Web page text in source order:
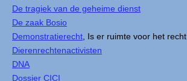
De tragiek van de geheime dienst
De zaak Bosio
Demonstratierecht , Is er ruimte voor het recht
Dierenrechtenactivisten
DNA
Dossier CICI